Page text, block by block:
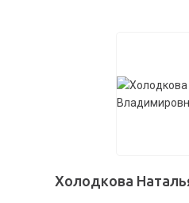
Холодкова